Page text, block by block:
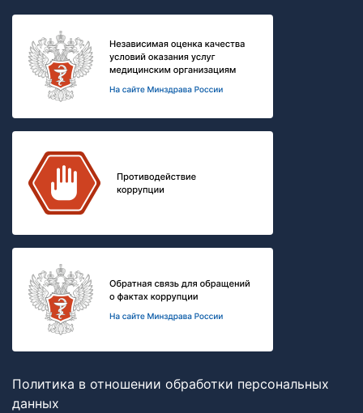
Политика в отношении обработки персональных
данных